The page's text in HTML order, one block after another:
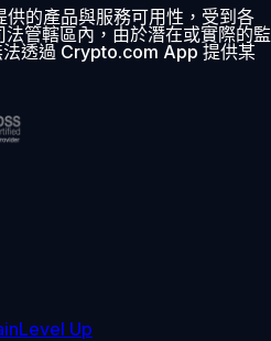
的產品與服務可用性，受到各
管轄區內，由於潛在或實際的監
透過 Crypto.com App 提供某
Level Up